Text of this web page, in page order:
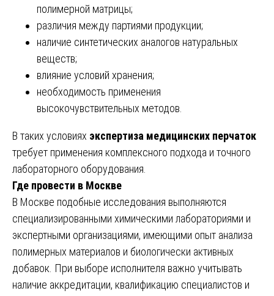
полимерной матрицы;
различия между партиями продукции;
наличие синтетических аналогов натуральных
веществ;
влияние условий хранения;
необходимость применения
высокочувствительных методов.
В таких условиях экспертиза медицинских перчаток
требует применения комплексного подхода и точного
лабораторного оборудования.
Где провести в Москве
В Москве подобные исследования выполняются
специализированными химическими лабораториями и
экспертными организациями, имеющими опыт анализа
полимерных материалов и биологически активных
добавок. При выборе исполнителя важно учитывать
наличие аккредитации, квалификацию специалистов и